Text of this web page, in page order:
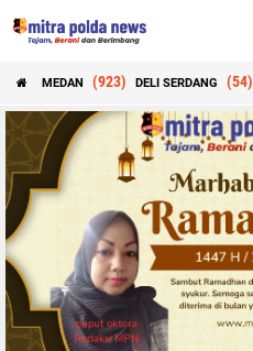
MEDAN (923) DELI SERDANG (54)